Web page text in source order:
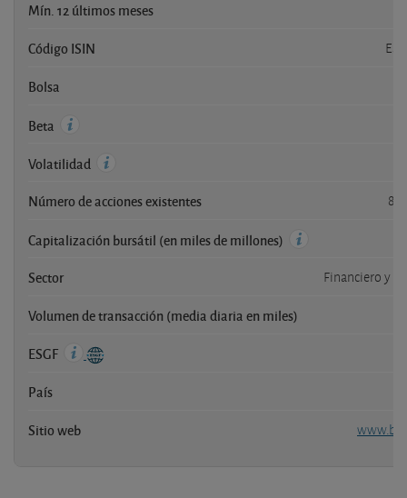
Mín. 12 últimos meses
Código ISIN
Bolsa
Beta
Volatilidad
Número de acciones existentes
Capitalización bursátil (en miles de millones)
Sector Financiero y
Volumen de transacción (media diaria en miles)
ESGF
País
Sitio web